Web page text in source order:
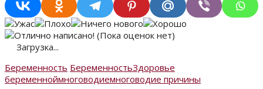
(Пока оценок нет)
Загрузка...
Беременность БеременностьЗдоровье
беременноймноговодиемноговодие причины